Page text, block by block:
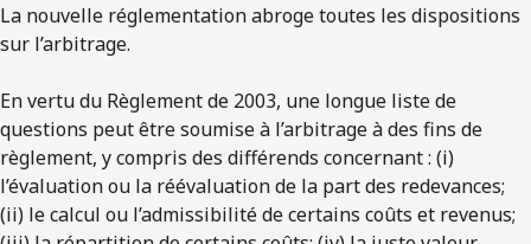
La nouvelle réglementation abroge toutes les dispositions
sur l’arbitrage.
En vertu du Règlement de 2003, une longue liste de
questions peut être soumise à l’arbitrage à des fins de
règlement, y compris des différends concernant : (i)
l’évaluation ou la réévaluation de la part des redevances;
(ii) le calcul ou l’admissibilité de certains coûts et revenus;